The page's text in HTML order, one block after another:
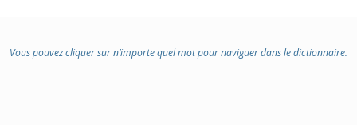
Vous pouvez cliquer sur n’importe quel mot pour naviguer dans le dictionnaire.